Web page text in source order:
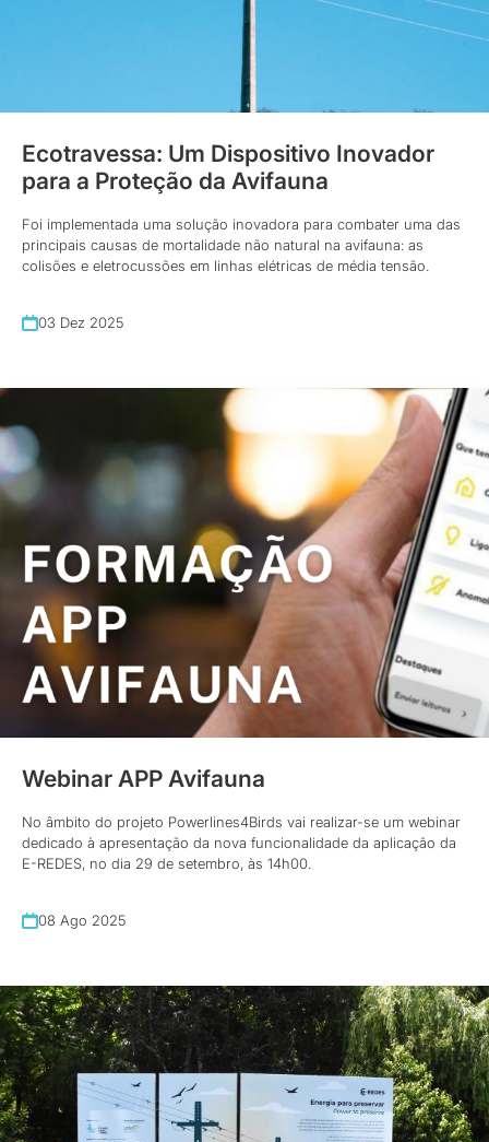
Ecotravessa: Um Dispositivo Inovador
para a Proteção da Avifauna
Foi implementada uma solução inovadora para combater uma das
principais causas de mortalidade não natural na avifauna: as
colisões e eletrocussões em linhas elétricas de média tensão.
03 Dez 2025
Webinar APP Avifauna
No âmbito do projeto Powerlines4Birds vai realizar-se um webinar
dedicado à apresentação da nova funcionalidade da aplicação da
E-REDES, no dia 29 de setembro, às 14h00.
08 Ago 2025